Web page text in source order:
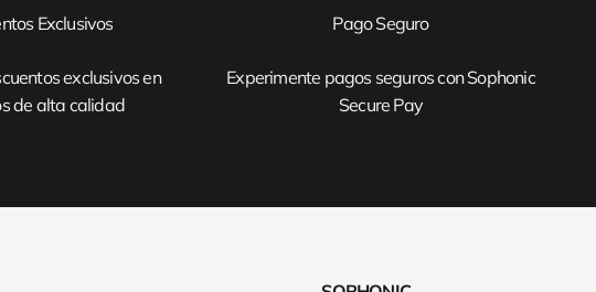
Exclusivos
exclusivos en
de alta calidad
Pago Seguro
Experimente pagos seguros con Sophonic
Secure Pay